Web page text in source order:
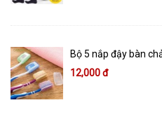
Bộ 5 nắp đậy bàn
12,000 đ